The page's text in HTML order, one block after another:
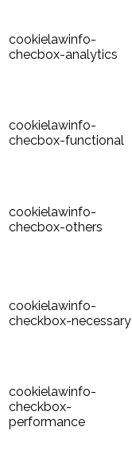
cookielawinfo-
checbox-analytics
cookielawinfo-
checbox-functional
cookielawinfo-
checbox-others
cookielawinfo-
checkbox-necessary
cookielawinfo-
checkbox-
performance